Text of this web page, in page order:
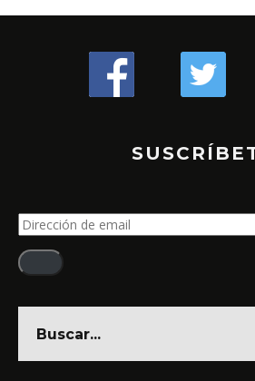
Dirección
de
email